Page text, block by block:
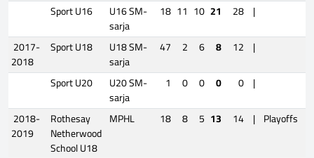
Sport U16
U16 SM-
sarja
18 11 10 21 28 |
2017-
2018
Sport U18
U18 SM-
sarja
47 2 6 8 12 |
Sport U20
U20 SM-
sarja
1 0 0 0 0 |
2018-
2019
Rothesay
Netherwood
School U18
MPHL 18 8 5 13 14 | Playoffs